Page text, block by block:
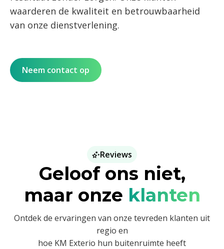
waarderen de kwaliteit en betrouwbaarheid
van onze dienstverlening.
Neem contact op
Reviews
Geloof ons niet,
maar onze klanten
Ontdek de ervaringen van onze tevreden klanten uit
regio en
hoe KM Exterio hun buitenruimte heeft